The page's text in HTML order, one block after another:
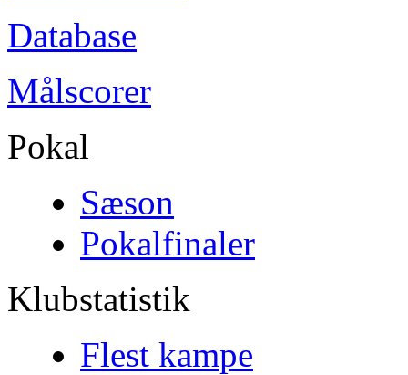
Database
Målscorer
Pokal
Sæson
Pokalfinaler
Klubstatistik
Flest kampe